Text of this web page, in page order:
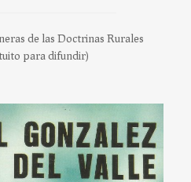
de las Doctrinas Rurales
para difundir)